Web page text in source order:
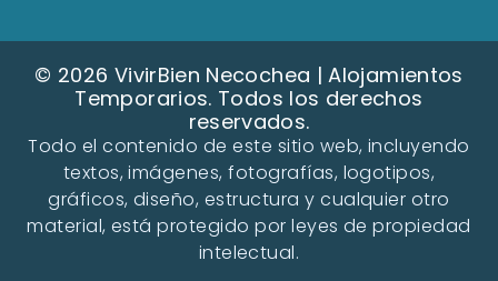
© 2026 VivirBien Necochea | Alojamientos
Temporarios. Todos los derechos
reservados.
Todo el contenido de este sitio web, incluyendo
textos, imágenes, fotografías, logotipos,
gráficos, diseño, estructura y cualquier otro
material, está protegido por leyes de propiedad
intelectual.